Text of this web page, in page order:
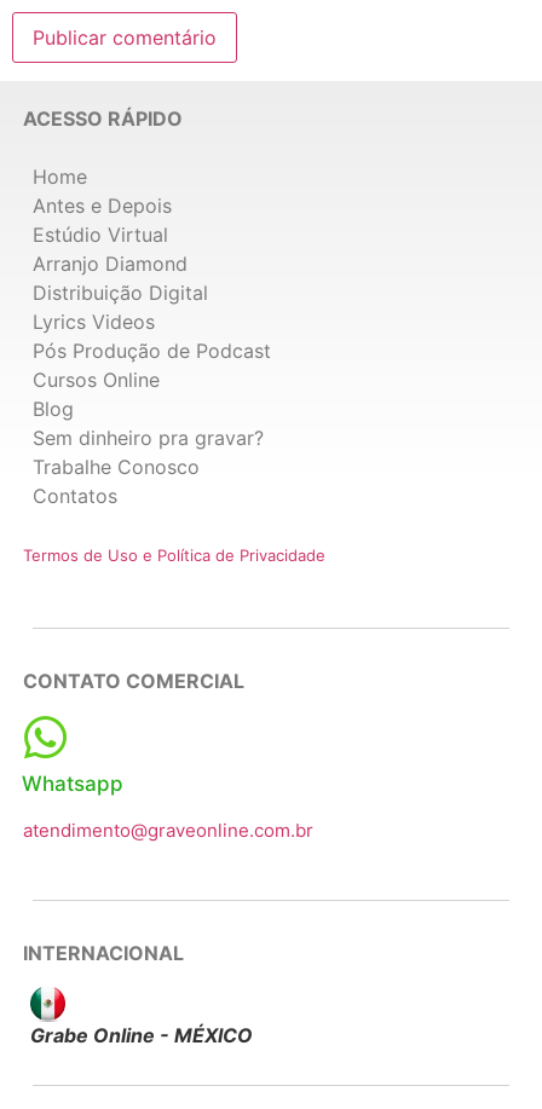
ACESSO RÁPIDO
Home
Antes e Depois
Estúdio Virtual
Arranjo Diamond
Distribuição Digital
Lyrics Videos
Pós Produção de Podcast
Cursos Online
Blog
Sem dinheiro pra gravar?
Trabalhe Conosco
Contatos
Termos de Uso e Política de Privacidade
CONTATO COMERCIAL
Whatsapp
atendimento@graveonline.com.br
INTERNACIONAL
Grabe Online - MÉXICO